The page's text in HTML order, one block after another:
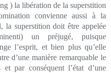
) la libération de la superstition
convienne aussi à la
la superstition doit être appelée
un préjugé, puisque
l’esprit, et bien plus qu’elle
d’une manière remarquable le
et par conséquent l’état d’une